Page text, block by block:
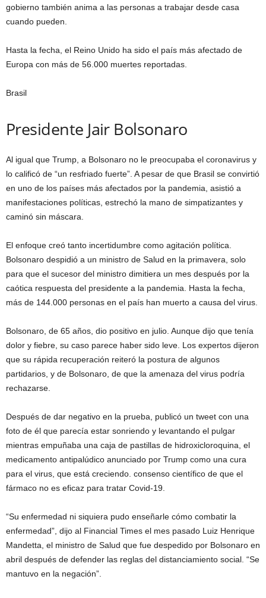
gobierno también anima a las personas a trabajar desde casa
cuando pueden.
Hasta la fecha, el Reino Unido ha sido el país más afectado de
Europa con más de 56.000 muertes reportadas.
Brasil
Presidente Jair Bolsonaro
Al igual que Trump, a Bolsonaro no le preocupaba el coronavirus y
lo calificó de “un resfriado fuerte”. A pesar de que Brasil se convirtió
en uno de los países más afectados por la pandemia, asistió a
manifestaciones políticas, estrechó la mano de simpatizantes y
caminó sin máscara.
El enfoque creó tanto incertidumbre como agitación política.
Bolsonaro despidió a un ministro de Salud en la primavera, solo
para que el sucesor del ministro dimitiera un mes después por la
caótica respuesta del presidente a la pandemia. Hasta la fecha,
más de 144.000 personas en el país han muerto a causa del virus.
Bolsonaro, de 65 años, dio positivo en julio. Aunque dijo que tenía
dolor y fiebre, su caso parece haber sido leve. Los expertos dijeron
que su rápida recuperación reiteró la postura de algunos
partidarios, y de Bolsonaro, de que la amenaza del virus podría
rechazarse.
Después de dar negativo en la prueba, publicó un tweet con una
foto de él que parecía estar sonriendo y levantando el pulgar
mientras empuñaba una caja de pastillas de hidroxicloroquina, el
medicamento antipalúdico anunciado por Trump como una cura
para el virus, que está creciendo. consenso científico de que el
fármaco no es eficaz para tratar Covid-19.
“Su enfermedad ni siquiera pudo enseñarle cómo combatir la
enfermedad”, dijo al Financial Times el mes pasado Luiz Henrique
Mandetta, el ministro de Salud que fue despedido por Bolsonaro en
abril después de defender las reglas del distanciamiento social. “Se
mantuvo en la negación”.